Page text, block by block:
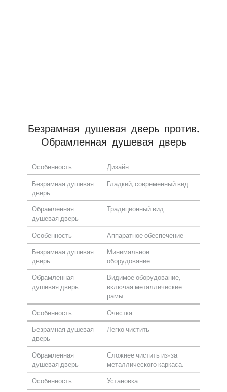
Безрамная душевая дверь против.
Обрамленная душевая дверь
Особенность Дизайн
Безрамная душевая
дверь
Гладкий, современный вид
Обрамленная
душевая дверь
Традиционный вид
Особенность Аппаратное обеспечение
Безрамная душевая
дверь
Минимальное
оборудование
Обрамленная
душевая дверь
Видимое оборудование,
включая металлические
рамы
Особенность Очистка
Безрамная душевая
дверь
Легко чистить
Обрамленная
душевая дверь
Сложнее чистить из-за
металлического каркаса.
Особенность Установка